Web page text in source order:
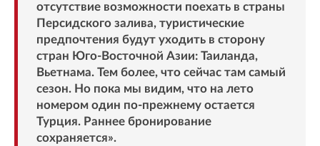
отсутствие возможности поехать в страны
Персидского залива, туристические
предпочтения будут уходить в сторону
стран Юго-Восточной Азии: Таиланда,
Вьетнама. Тем более, что сейчас там самый
сезон. Но пока мы видим, что на лето
номером один по-прежнему остается
Турция. Раннее бронирование
сохраняется».